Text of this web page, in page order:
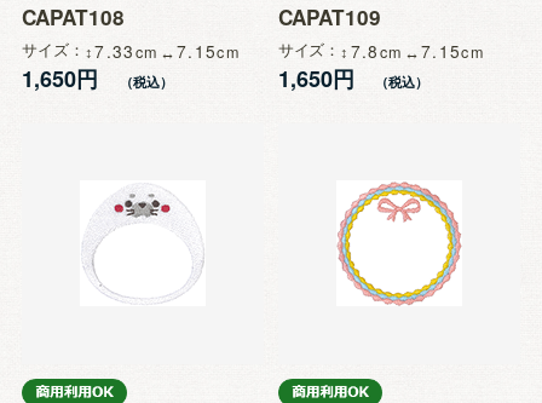
CAPAT108
サイズ 7.33 7.15
1,650円
CAPAT109
サイズ 7.8 7.15
1,650円